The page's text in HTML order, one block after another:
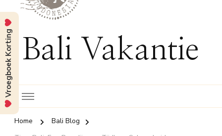
Bali Vakantie
Home
Bali Blog
Vroegboek Korting